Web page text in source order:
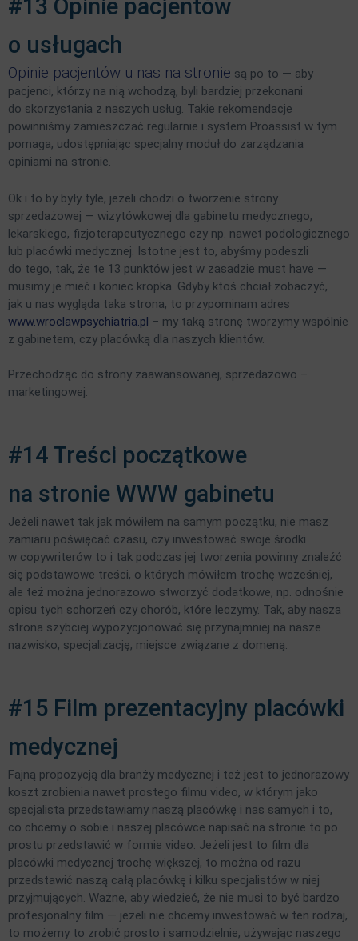
#13 Opinie pacjentów
o usługach
Opinie pacjentów u nas na stronie są po to — aby
pacjenci, którzy na nią wchodzą, byli bardziej przekonani
do skorzystania z naszych usług. Takie rekomendacje
powinniśmy zamieszczać regularnie i system Proassist w tym
pomaga, udostępniając specjalny moduł do zarządzania
opiniami na stronie.
Ok i to by były tyle, jeżeli chodzi o tworzenie strony
sprzedażowej — wizytówkowej dla gabinetu medycznego,
lekarskiego, fizjoterapeutycznego czy np. nawet podologicznego
lub placówki medycznej. Istotne jest to, abyśmy podeszli
do tego, tak, że te 13 punktów jest w zasadzie must have —
musimy je mieć i koniec kropka. Gdyby ktoś chciał zobaczyć,
jak u nas wygląda taka strona, to przypominam adres
www.wroclawpsychiatria.pl – my taką stronę tworzymy wspólnie
z gabinetem, czy placówką dla naszych klientów.
Przechodząc do strony zaawansowanej, sprzedażowo –
marketingowej.
#14 Treści początkowe
na stronie WWW gabinetu
Jeżeli nawet tak jak mówiłem na samym początku, nie masz
zamiaru poświęcać czasu, czy inwestować swoje środki
w copywriterów to i tak podczas jej tworzenia powinny znaleźć
się podstawowe treści, o których mówiłem trochę wcześniej,
ale też można jednorazowo stworzyć dodatkowe, np. odnośnie
opisu tych schorzeń czy chorób, które leczymy. Tak, aby nasza
strona szybciej wypozycjonować się przynajmniej na nasze
nazwisko, specjalizację, miejsce związane z domeną.
#15 Film prezentacyjny placówki
medycznej
Fajną propozycją dla branży medycznej i też jest to jednorazowy
koszt zrobienia nawet prostego filmu video, w którym jako
specjalista przedstawiamy naszą placówkę i nas samych i to,
co chcemy o sobie i naszej placówce napisać na stronie to po
prostu przedstawić w formie video. Jeżeli jest to film dla
placówki medycznej trochę większej, to można od razu
przedstawić naszą całą placówkę i kilku specjalistów w niej
przyjmujących. Ważne, aby wiedzieć, że nie musi to być bardzo
profesjonalny film — jeżeli nie chcemy inwestować w ten rodzaj,
to możemy to zrobić prosto i samodzielnie, używając naszego